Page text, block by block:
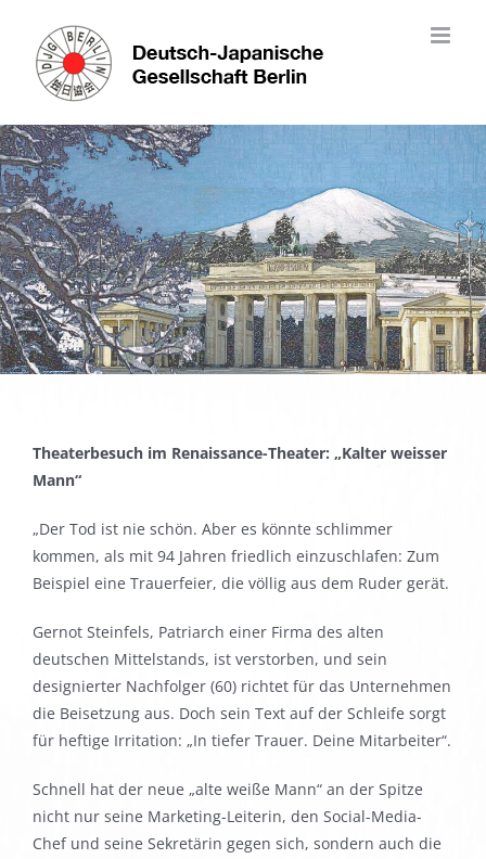
content
Theaterbesuch im Renaissance-Theater: „Kalter weisser
Mann“
„Der Tod ist nie schön. Aber es könnte schlimmer
kommen, als mit 94 Jahren friedlich einzuschlafen: Zum
Beispiel eine Trauerfeier, die völlig aus dem Ruder gerät.
Gernot Steinfels, Patriarch einer Firma des alten
deutschen Mittelstands, ist verstorben, und sein
designierter Nachfolger (60) richtet für das Unternehmen
die Beisetzung aus. Doch sein Text auf der Schleife sorgt
für heftige Irritation: „In tiefer Trauer. Deine Mitarbeiter“.
Schnell hat der neue „alte weiße Mann“ an der Spitze
nicht nur seine Marketing-Leiterin, den Social-Media-
Chef und seine Sekretärin gegen sich, sondern auch die